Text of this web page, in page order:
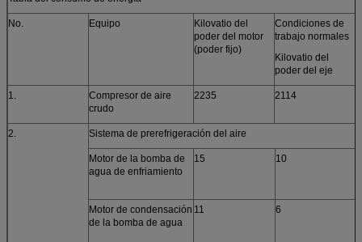
Requisito de Ø Aceite de flujo libre
No. Equipo
Kilovatio del
poder del motor
(poder fijo)
Condiciones de
trabajo normales
Kilovatio del
poder del eje
1.
Compresor de aire
crudo
2235 2114
2. Sistema de prerefrigeración del aire
Motor de la bomba de
agua de enfriamiento
15 10
Motor de condensación
de la bomba de agua
11 6